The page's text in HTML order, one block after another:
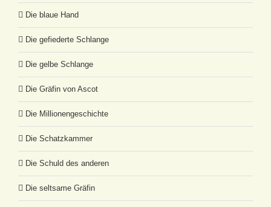
Die blaue Hand
Die gefiederte Schlange
Die gelbe Schlange
Die Gräfin von Ascot
Die Millionengeschichte
Die Schatzkammer
Die Schuld des anderen
Die seltsame Gräfin